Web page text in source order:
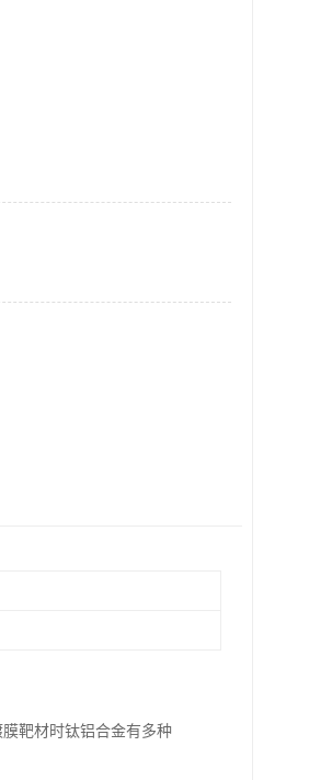
靶材时钛铝合金有多种